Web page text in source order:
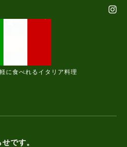
に食べれるイタリア料理
です。